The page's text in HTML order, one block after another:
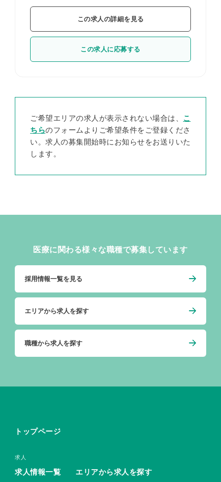
この求人の詳細を見る
この求人に応募する
ご希望エリアの求人が表示されない場合は、 こ
ちらのフォームよりご希望条件をご登録くださ
い。求人の募集開始時にお知らせをお送りいた
します。
医療に関わる様々な職種で募集しています
採用情報一覧を見る
エリアから求人を探す
職種から求人を探す
トップページ
求人
求人情報一覧
エリアから求人を探す